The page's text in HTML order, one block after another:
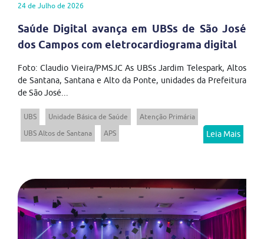
24 de Julho de 2026
Saúde Digital avança em UBSs de São José
dos Campos com eletrocardiograma digital
Foto: Claudio Vieira/PMSJC As UBSs Jardim Telespark, Altos
de Santana, Santana e Alto da Ponte, unidades da Prefeitura
de São José...
UBS Unidade Básica de Saúde
Atenção Primária
UBS Altos de Santana
APS Leia Mais